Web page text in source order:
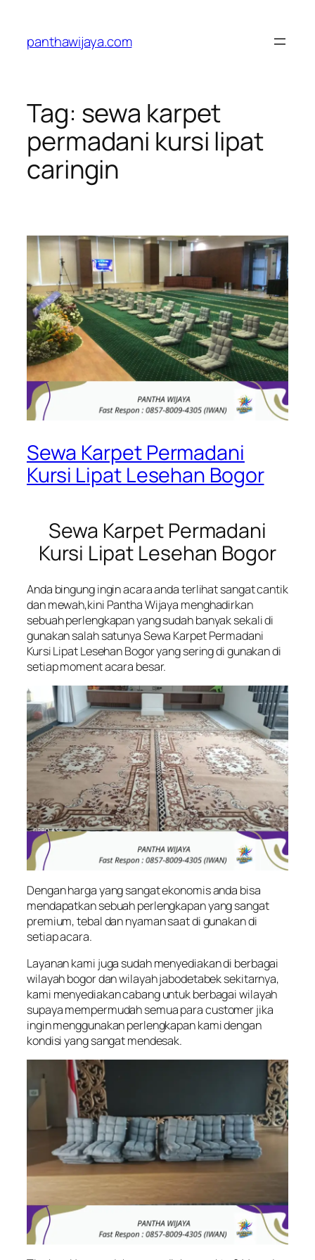
konten
panthawijaya.com
Tag: sewa karpet
permadani kursi lipat
caringin
Sewa Karpet Permadani
Kursi Lipat Lesehan Bogor
Sewa Karpet Permadani
Kursi Lipat Lesehan Bogor
Anda bingung ingin acara anda terlihat sangat cantik
dan mewah,kini Pantha Wijaya menghadirkan
sebuah perlengkapan yang sudah banyak sekali di
gunakan salah satunya Sewa Karpet Permadani
Kursi Lipat Lesehan Bogor yang sering di gunakan di
setiap moment acara besar.
Dengan harga yang sangat ekonomis anda bisa
mendapatkan sebuah perlengkapan yang sangat
premium, tebal dan nyaman saat di gunakan di
setiap acara.
Layanan kami juga sudah menyediakan di berbagai
wilayah bogor dan wilayah jabodetabek sekitarnya,
kami menyediakan cabang untuk berbagai wilayah
supaya mempermudah semua para customer jika
ingin menggunakan perlengkapan kami dengan
kondisi yang sangat mendesak.